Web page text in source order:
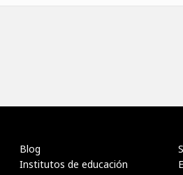
Blog
Institutos de educación